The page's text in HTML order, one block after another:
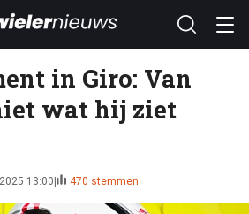
in Giro: Van
wat hij ziet
13:00 470 stemmen